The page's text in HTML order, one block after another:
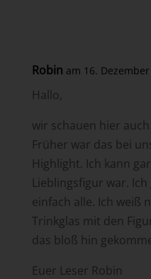
Robin am 16.
Hallo,
wir schauen hier
Früher war das bei
Highlight. Ich kann
Lieblingsfigur war.
einfach alle. Ich weiß
Trinkglas mit den
das bloß hin
Euer Leser Robin